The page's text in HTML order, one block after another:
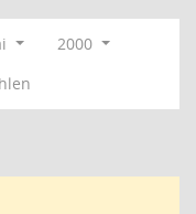
2000